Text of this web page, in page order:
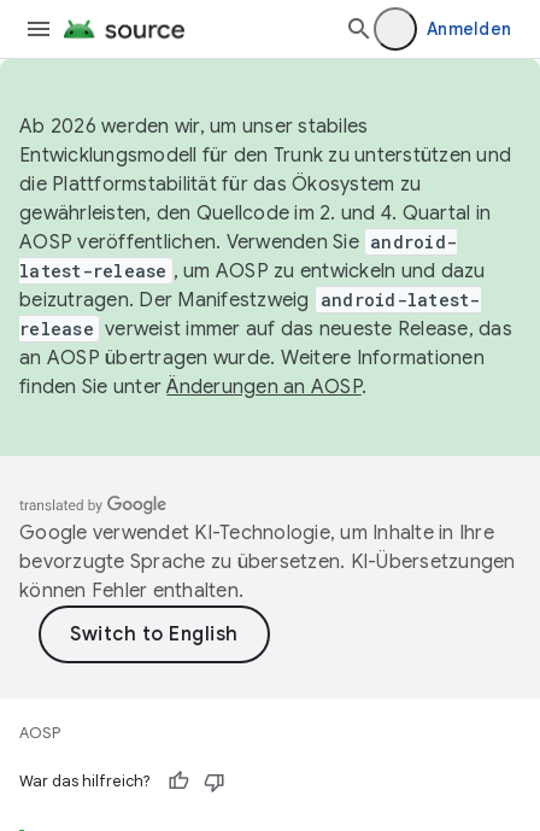
Anmelden
Ab 2026 werden wir, um unser stabiles
Entwicklungsmodell für den Trunk zu unterstützen und
die Plattformstabilität für das Ökosystem zu
gewährleisten, den Quellcode im 2. und 4. Quartal in
AOSP veröffentlichen. Verwenden Sie android-
latest-release , um AOSP zu entwickeln und dazu
beizutragen. Der Manifestzweig
android-latest-
release verweist immer auf das neueste Release, das
an AOSP übertragen wurde. Weitere Informationen
finden Sie unterÄnderungen an AOSP.
Google verwendet KI-Technologie, um Inhalte in Ihre
bevorzugte Sprache zu übersetzen. KI-Übersetzungen
können Fehler enthalten.
AOSP
War das hilfreich?